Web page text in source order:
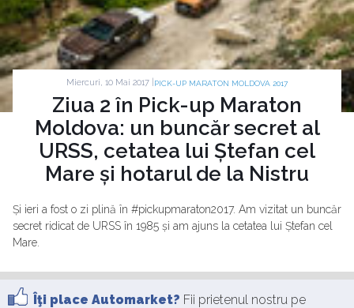
Miercuri, 10 Mai 2017 | PICK-UP MARATON MOLDOVA 2017
Ziua 2 în Pick-up Maraton
Moldova: un buncăr secret al
URSS, cetatea lui Ștefan cel
Mare și hotarul de la Nistru
Și ieri a fost o zi plină în #pickupmaraton2017. Am vizitat un buncăr
secret ridicat de URSS în 1985 și am ajuns la cetatea lui Ștefan cel
Mare.
Îţi place Automarket? Fii prietenul nostru pe